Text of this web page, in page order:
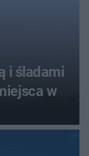
i śladami
w